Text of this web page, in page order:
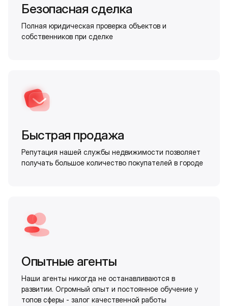
Безопасная сделка
Полная юридическая проверка объектов и
собственников при сделке
Быстрая продажа
Репутация нашей службы недвижимости позволяет
получать большое количество покупателей в городе
Опытные агенты
Наши агенты никогда не останавливаются в
развитии. Огромный опыт и постоянное обучение у
топов сферы - залог качественной работы